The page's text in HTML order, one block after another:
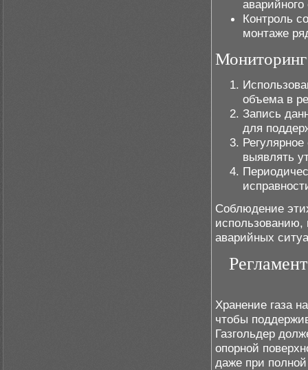
Контроль
монтаже
Мониторинг
объема в
Запись
для
выявлять
Соблюдение
использованию,
аварийных
Хранение газа
чтобы
Газгольдер
опорной
даже при полной